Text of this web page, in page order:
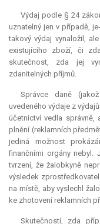
Výdaj podle § 24
uznatelný jen v případě,
takový výdaj vynaložil,
existujícího zboží, či
skutečnost, zda jej
zdanitelných příjmů.
Správce daně
uvedeného výdaje z
účetnictví vedla správně,
plnění (reklamních
jediná možnost
finančními orgány nebyl.
tvrzení, že žalobkyně
výsledek
na místě, aby vyslechl
ke zhotovení reklamních
Skutečností, zda